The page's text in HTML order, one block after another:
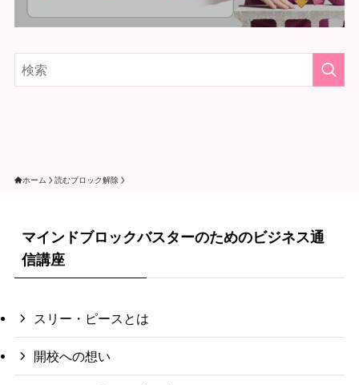
ホーム 読むブロック解除
マインドブロックバスターのためのビジネス通
信講座
スリー・ピースとは
開校への想い